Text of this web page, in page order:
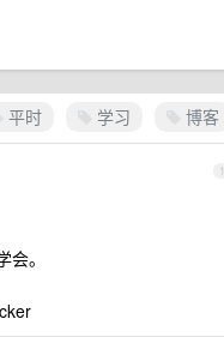
平时 学习 博客
1
。